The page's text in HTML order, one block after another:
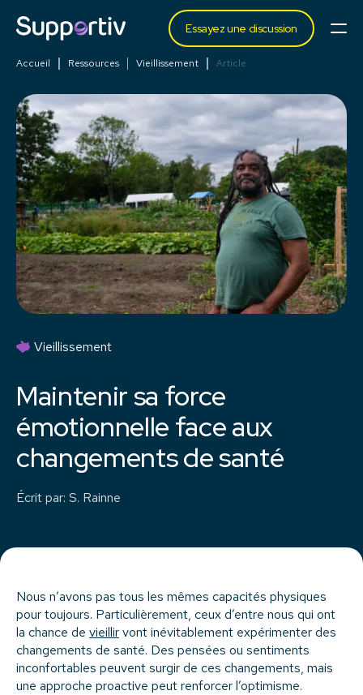
Essayez une discussion
Accueil Ressources Vieillissement Article
Vieillissement
Maintenir sa force
émotionnelle face aux
changements de santé
Écrit par: S. Rainne
Nous n’avons pas tous les mêmes capacités physiques
pour toujours. Particulièrement, ceux d’entre nous qui ont
la chance de vieillirvont inévitablement expérimenter des
changements de santé. Des pensées ou sentiments
inconfortables peuvent surgir de ces changements, mais
une approche proactive peut renforcer l’optimisme.